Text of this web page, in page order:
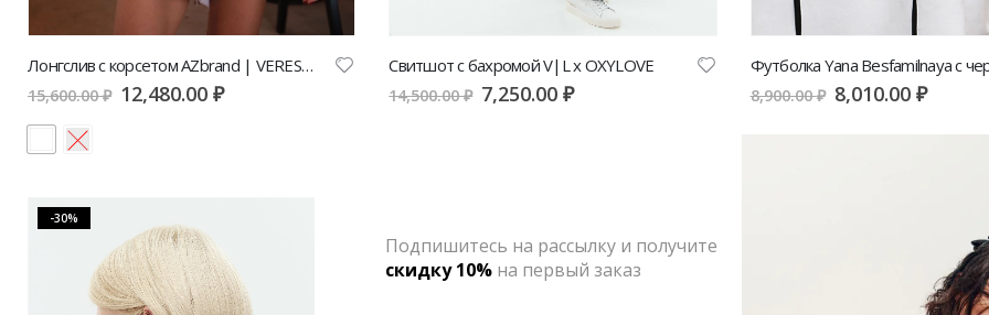
Лонгслив с корсетом AZbrand | VERESK studio
15,600.00₽ 12,480.00₽
Свитшот с бахромой V|L x OXYLOVE
14,500.00₽ 7,250.00₽ 8,900.00₽ 8,010.00 ₽
-30%
Подпишитесь на рассылку и получите
скидку 10%на первый заказ